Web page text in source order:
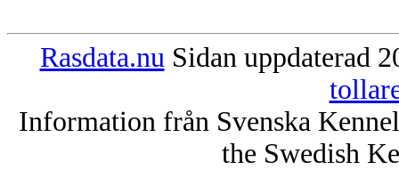
Rasdata.nu Sidan uppdaterad
Information från Svenska
the Swedish